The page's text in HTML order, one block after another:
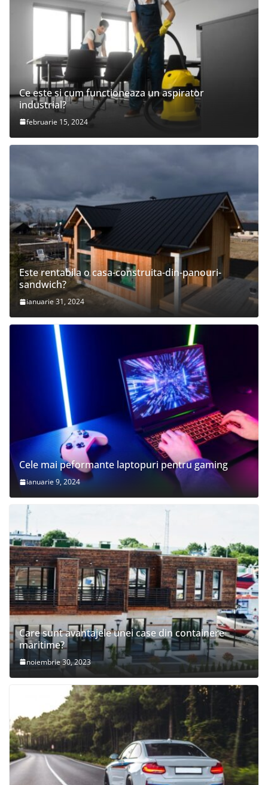
Ce este si cum functioneaza un aspirator
industrial?
februarie 15, 2024
Este rentabila o casa-construita-din-panouri-
sandwich?
ianuarie 31, 2024
Cele mai peformante laptopuri pentru gaming
ianuarie 9, 2024
Care sunt avantajele unei case din containere
maritime?
noiembrie 30, 2023